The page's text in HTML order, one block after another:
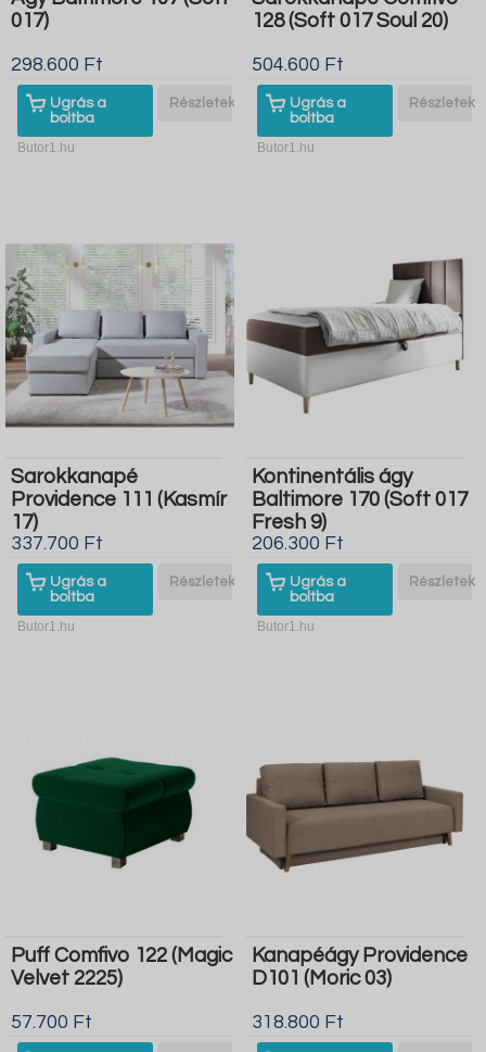
017)
298.600 Ft
Ugrás a
boltba
Részletek
Butor1.hu
128 (Soft 017 Soul 20)
504.600 Ft
Ugrás a
boltba
Részletek
Butor1.hu
Sarokkanapé
Providence 111 (Kasmír
17)
337.700 Ft
Ugrás a
boltba
Részletek
Butor1.hu
Kontinentális ágy
Baltimore 170 (Soft 017
Fresh 9)
206.300 Ft
Ugrás a
boltba
Részletek
Butor1.hu
Puff Comfivo 122 (Magic
Velvet 2225)
57.700 Ft
Kanapéágy Providence
D101 (Moric 03)
318.800 Ft